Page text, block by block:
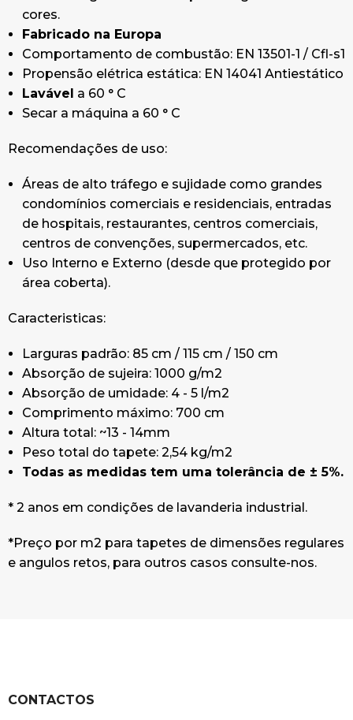
cores.
Fabricado na Europa
Comportamento de combustão: EN 13501-1 / Cfl-s1
Propensão elétrica estática: EN 14041 Antiestático
Lavável a 60 ° C
Secar a máquina a 60 ° C
Recomendações de uso:
Áreas de alto tráfego e sujidade como grandes
condomínios comerciais e residenciais, entradas
de hospitais, restaurantes, centros comerciais,
centros de convenções, supermercados, etc.
Uso Interno e Externo (desde que protegido por
área coberta).
Caracteristicas:
Larguras padrão: 85 cm / 115 cm / 150 cm
Absorção de sujeira: 1000 g/m2
Absorção de umidade: 4 - 5 l/m2
Comprimento máximo: 700 cm
Altura total: ~13 - 14mm
Peso total do tapete: 2,54 kg/m2
Todas as medidas tem uma tolerância de ± 5%.
* 2 anos em condições de lavanderia industrial.
*Preço por m2 para tapetes de dimensões regulares
e angulos retos, para outros casos consulte-nos.
CONTACTOS